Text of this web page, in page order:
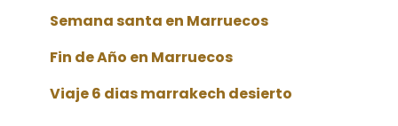
Semana santa en Marruecos
Fin de Año en Marruecos
Viaje 6 dias marrakech desierto